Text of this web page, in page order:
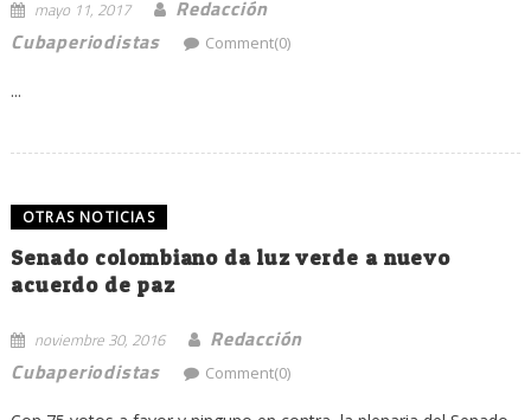
mayo 11, 2017
Redacción
Cubaperiodistas
Comment(0)
...
OTRAS NOTICIAS
Senado colombiano da luz verde a nuevo
acuerdo de paz
noviembre 30, 2016
Redacción
Cubaperiodistas
Comment(0)